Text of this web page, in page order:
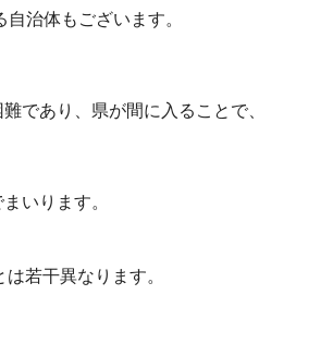
治体もございます。
であり、県が間に入ることで、
いります。
若干異なります。